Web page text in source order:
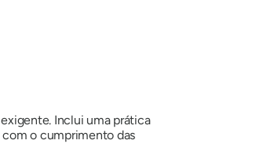
Inclui uma prática
o cumprimento das